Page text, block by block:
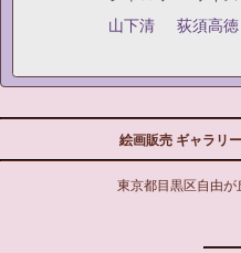
山下清
荻須高徳
絵画販売 ギャラリ
東京都目黒区自由が